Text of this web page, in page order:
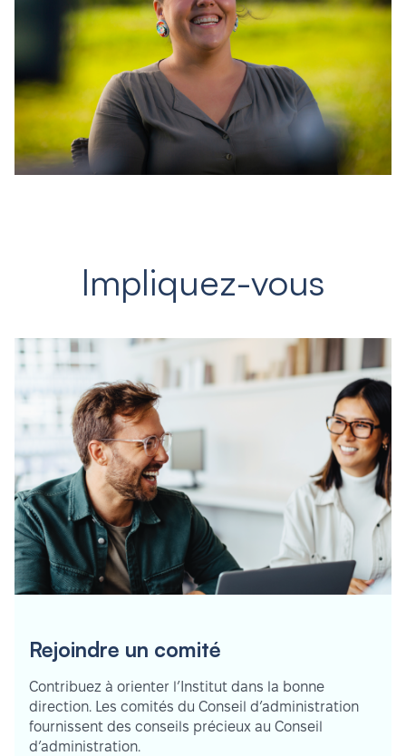
Impliquez-vous
Rejoindre un comité
Contribuez à orienter l’Institut dans la bonne
direction. Les comités du Conseil d’administration
fournissent des conseils précieux au Conseil
d’administration.